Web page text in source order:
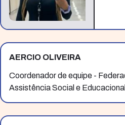
AERCIO OLIVEIRA
Coordenador de equipe - Federação de Órgãos para
Assistência Social e Educacional